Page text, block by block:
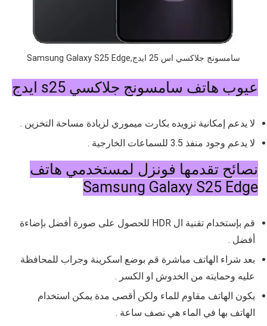
سامسونج جلاكسي اس 25 ايدج,Samsung Galaxy S25 Edge
عيوب هاتف سامسونج جلاكسي s25 ايدج
لا يدعم إمكانية تزويده بكارت ميموري لزيادة مساحة التخزين .
لا يدعم وجود منفذ 3.5 للسماعات الخارجية .
نصائح تقدمها فونزل لمستخدمي هاتف
Samsung Galaxy S25 Edge
قم بإستخدام تقنية ال HDR للحصول على صورة أفضل بإضاءة
أفضل .
بعد شراء الهاتف مباشرة قم بوضع اسكرينة وجراب للمحافظة
عليه وحمايته من الخدوش او الكسر .
يكون الهاتف مقاوم للماء ولكن أقصى مدة يمكن استخدام
الهاتف بها في الماء هي نصف ساعة .